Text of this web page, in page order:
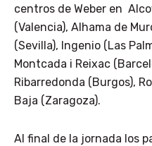
centros de Weber en
(Valencia), Alhama de
(Sevilla), Ingenio (Las
Montcada i Reixac
Ribarredonda (Burgos),
Baja (Zaragoza).
Al final de la jornada los